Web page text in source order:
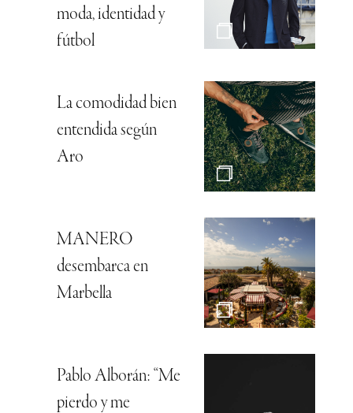
moda, identidad y
fútbol
La comodidad bien
entendida según
Aro
MANERO
desembarca en
Marbella
Pablo Alborán: “Me
pierdo y me